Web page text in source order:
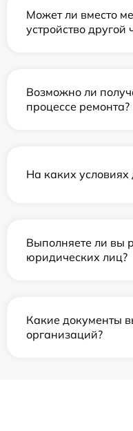
Может ли вместо
устройство другой
Возможно ли
процессе ремонта?
На каких условиях
Выполняете ли вы
юридических лиц?
Какие документы
организаций?